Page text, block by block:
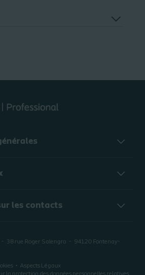
les contacts
38 rue Roger Salengro 94120 Fontenay-
Aspects Légaux